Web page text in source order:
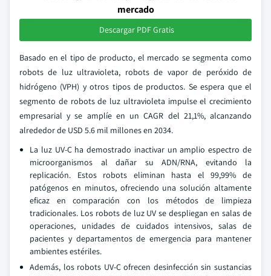
mercado
Descargar PDF Gratis
Basado en el tipo de producto, el mercado se segmenta como
robots de luz ultravioleta, robots de vapor de peróxido de
hidrógeno (VPH) y otros tipos de productos. Se espera que el
segmento de robots de luz ultravioleta impulse el crecimiento
empresarial y se amplíe en un CAGR del 21,1%, alcanzando
alrededor de USD 5.6 mil millones en 2034.
La luz UV-C ha demostrado inactivar un amplio espectro de
microorganismos al dañar su ADN/RNA, evitando la
replicación. Estos robots eliminan hasta el 99,99% de
patógenos en minutos, ofreciendo una solución altamente
eficaz en comparación con los métodos de limpieza
tradicionales. Los robots de luz UV se despliegan en salas de
operaciones, unidades de cuidados intensivos, salas de
pacientes y departamentos de emergencia para mantener
ambientes estériles.
Además, los robots UV-C ofrecen desinfección sin sustancias